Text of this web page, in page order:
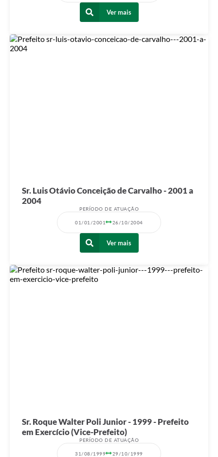
Ver mais
Sr. Luis Otávio Conceição de Carvalho - 2001 a
2004
PERÍODO DE ATUAÇÃO
01/01/2001 26/10/2004
Ver mais
Sr. Roque Walter Poli Junior - 1999 - Prefeito
em Exercício (Vice-Prefeito)
PERÍODO DE ATUAÇÃO
31/08/1999 29/10/1999